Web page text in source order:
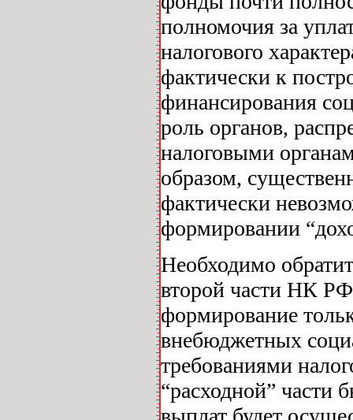
полномочия за
налогового
фактически к
финансирования
роль органов,
налоговыми
образом,
фактически
формировании
Необходимо
второй части НК РФ
формирование
внебюджетных
требованиями
“расходной” части